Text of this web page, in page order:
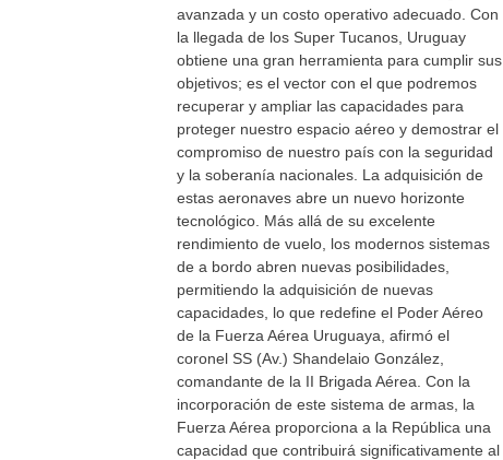
avanzada y un costo operativo adecuado. Con
la llegada de los Super Tucanos, Uruguay
obtiene una gran herramienta para cumplir sus
objetivos; es el vector con el que podremos
recuperar y ampliar las capacidades para
proteger nuestro espacio aéreo y demostrar el
compromiso de nuestro país con la seguridad
y la soberanía nacionales. La adquisición de
estas aeronaves abre un nuevo horizonte
tecnológico. Más allá de su excelente
rendimiento de vuelo, los modernos sistemas
de a bordo abren nuevas posibilidades,
permitiendo la adquisición de nuevas
capacidades, lo que redefine el Poder Aéreo
de la Fuerza Aérea Uruguaya, afirmó el
coronel SS (Av.) Shandelaio González,
comandante de la II Brigada Aérea. Con la
incorporación de este sistema de armas, la
Fuerza Aérea proporciona a la República una
capacidad que contribuirá significativamente al